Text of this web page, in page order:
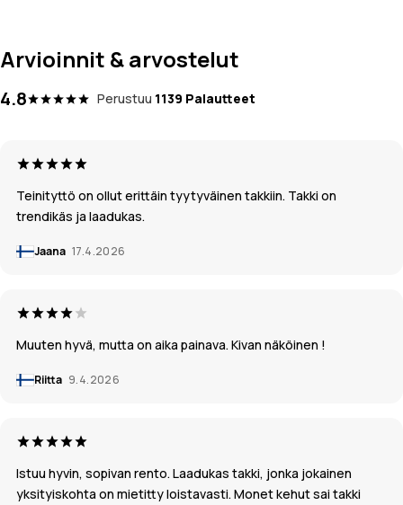
Arvioinnit & arvostelut
4.8 Perustuu 1139 Palautteet
Teinityttö on ollut erittäin tyytyväinen takkiin. Takki on
trendikäs ja laadukas.
Jaana 17.4.2026
Muuten hyvä, mutta on aika painava. Kivan näköinen !
Riitta 9.4.2026
Istuu hyvin, sopivan rento. Laadukas takki, jonka jokainen
yksityiskohta on mietitty loistavasti. Monet kehut sai takki